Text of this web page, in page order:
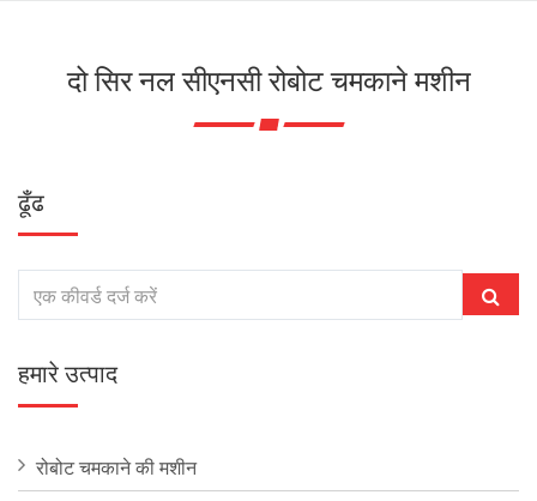
दो सिर नल सीएनसी रोबोट चमकाने मशीन
ढूँढ
हमारे उत्पाद
रोबोट चमकाने की मशीन